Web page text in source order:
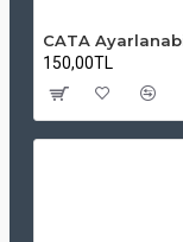
150,00TL